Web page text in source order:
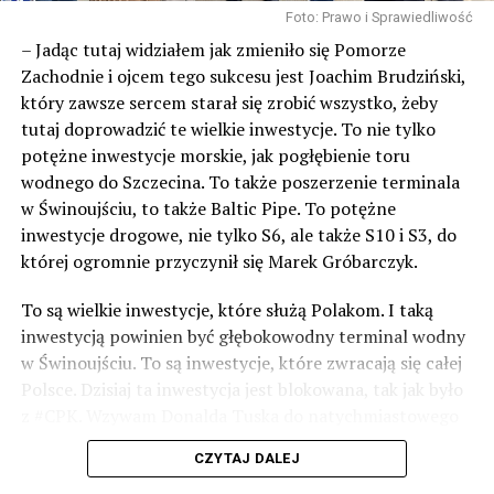
Foto: Prawo i Sprawiedliwość
– Jadąc tutaj widziałem jak zmieniło się Pomorze
Zachodnie i ojcem tego sukcesu jest Joachim Brudziński,
który zawsze sercem starał się zrobić wszystko, żeby
tutaj doprowadzić te wielkie inwestycje. To nie tylko
potężne inwestycje morskie, jak pogłębienie toru
wodnego do Szczecina. To także poszerzenie terminala
w Świnoujściu, to także Baltic Pipe. To potężne
inwestycje drogowe, nie tylko S6, ale także S10 i S3, do
której ogromnie przyczynił się Marek Gróbarczyk.
To są wielkie inwestycje, które służą Polakom. I taką
inwestycją powinien być głębokowodny terminal wodny
w Świnoujściu. To są inwestycje, które zwracają się całej
Polsce. Dzisiaj ta inwestycja jest blokowana, tak jak było
odblokowania CPK.
CZYTAJ DALEJ